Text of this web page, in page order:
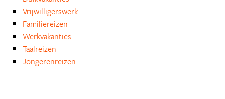
Vrijwilligerswerk
Familiereizen
Werkvakanties
Taalreizen
Jongerenreizen